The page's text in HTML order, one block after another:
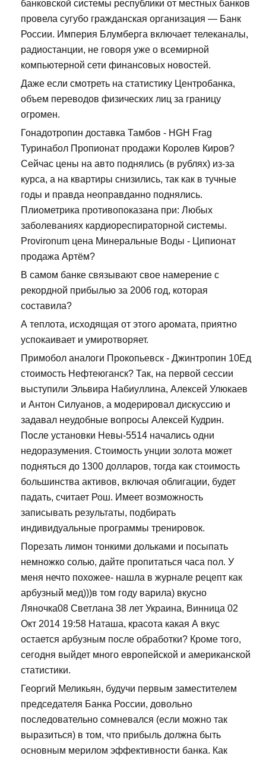
банковской системы республики от местных банков
провела сугубо гражданская организация — Банк
России. Империя Блумберга включает телеканалы,
радиостанции, не говоря уже о всемирной
компьютерной сети финансовых новостей.
Даже если смотреть на статистику Центробанка,
объем переводов физических лиц за границу
огромен.
Гонадотропин доставка Тамбов - HGH Frag
Туринабол Пропионат продажи Королев Киров?
Сейчас цены на авто поднялись (в рублях) из-за
курса, а на квартиры снизились, так как в тучные
годы и правда неоправданно поднялись.
Плиометрика противопоказана при: Любых
заболеваниях кардиореспираторной системы.
Provironum цена Минеральные Воды - Ципионат
продажа Артём?
В самом банке связывают свое намерение с
рекордной прибылью за 2006 год, которая
составила?
А теплота, исходящая от этого аромата, приятно
успокаивает и умиротворяет.
Примобол аналоги Прокопьевск - Джинтропин 10Ед
стоимость Нефтеюганск? Так, на первой сессии
выступили Эльвира Набиуллина, Алексей Улюкаев
и Антон Силуанов, а модерировал дискуссию и
задавал неудобные вопросы Алексей Кудрин.
После установки Невы-5514 начались одни
недоразумения. Стоимость унции золота может
подняться до 1300 долларов, тогда как стоимость
большинства активов, включая облигации, будет
падать, считает Рош. Имеет возможность
записывать результаты, подбирать
индивидуальные программы тренировок.
Порезать лимон тонкими дольками и посыпать
немножко солью, дайте пропитаться часа пол. У
меня нечто похожее- нашла в журнале рецепт как
арбузный мед)))в том году варила) вкусно
Ляночка08 Светлана 38 лет Украина, Винница 02
Окт 2014 19:58 Наташа, красота какая А вкус
остается арбузным после обработки? Кроме того,
сегодня выйдет много европейской и американской
статистики.
Георгий Меликьян, будучи первым заместителем
председателя Банка России, довольно
последовательно сомневался (если можно так
выразиться) в том, что прибыль должна быть
основным мерилом эффективности банка. Как